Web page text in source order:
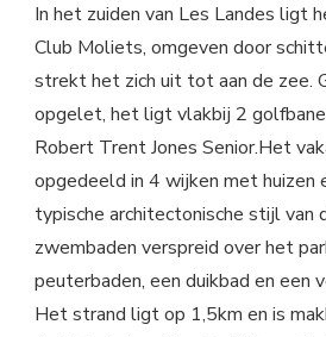
In het zuiden van Les Landes ligt
Club Moliets, omgeven door
strekt het zich uit tot aan de zee.
opgelet, het ligt vlakbij 2
Robert Trent Jones Senior.Het
opgedeeld in 4 wijken met huizen
typische architectonische stijl van
zwembaden verspreid over het
peuterbaden, een duikbad en een
Het strand ligt op 1,5km en is